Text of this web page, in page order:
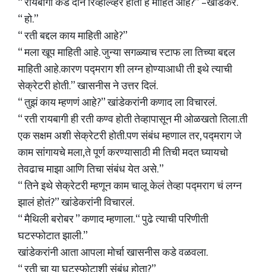
“ हो.”
“ रती बद्दल काय माहिती आहे?”
“ मला खूप माहिती आहे. जुन्या सगळ्याच स्टाफ ला तिच्या बद्दल
माहिती आहे.कारण पद्मराग शी लग्न होण्याआधी ती इथे त्याची
सेक्रेटरी होती.” खासनीस ने उत्तर दिलं.
“ तुझं काय म्हणणं आहे?” खांडेकरांनी कणाद ला विचारलं.
“ रती रायबागी ही रती कण्व होती तेव्हापासून मी ओळखतो तिला.ती
एक सक्षम अशी सेक्रेटरी होती.पण संबंध म्हणाल तर, पद्मराग जे
काम सांगायचे मला,ते पूर्ण करण्यासाठी मी तिची मदत घ्यायचो
तेवढाच माझा आणि तिचा संबंध येत असे. ”
“ तिने इथे सेक्रेटरी म्हणून काम चालू केलं तेव्हा पद्मराग चं लग्न
झालं होतं?” खांडेकरांनी विचारलं.
“ मैथिली बरोबर ” कणाद म्हणाला. “ पुढे त्याची परिणीती
घटस्फोटात झाली.”
खांडेकरांनी आता आपला मोर्चा खासनीस कडे वळवला.